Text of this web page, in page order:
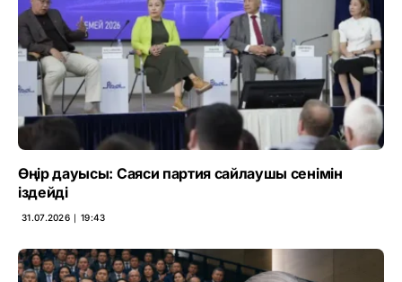
Өңір дауысы: Саяси партия сайлаушы сенімін
іздейді
31.07.2026 ∣ 19:43